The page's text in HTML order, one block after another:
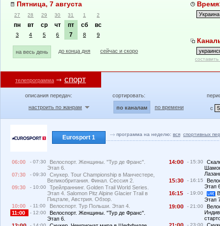
Пятница, 7 августа
27 28 29 30 31 1 2
пн вт ср чт пт сб вс
3 4 5 6 7 8 9
на весь день до конца дня сейчас и скоро
телепрограмма спорт
описания передач:
настроить по жанрам
сортировать:
по каналам по времени с
Eurosport 1 программа на неделю: вся спортивных
06:00 - 07:30
Велоспорт. Женщины. "Тур де Франс".
Этап 6.
07:30
- 09:30
Снукер. Tour Championship в Манчестере,
Великобритания. Финал. Сессия 2.
09:30
- 10:00
Трейлраннинг. Golden Trail World Series.
Этап 4. Salomon Pitz Alpine Glacier Trail в
Пицтале, Австрия. Обзор.
10:00
- 11:00
Велоспорт. Тур Польши. Этап 4.
11:00
- 12:00
Велоспорт. Женщины. "Тур де Франс".
Этап 6.
14: - 15:30
1
:3 - 16:15
Этап
16:1
- 19:00
Этап
19:
- 21:00
21:
- 23:00